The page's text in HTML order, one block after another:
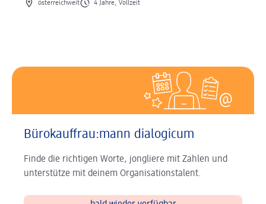
Ort des Jobs
österreichweitArt des Jobs
4 Jahre, Vollzeit
Bürokauffrau:mann dialogicum
Finde die richtigen Worte, jongliere mit Zahlen und
unterstütze mit deinem Organisationstalent.